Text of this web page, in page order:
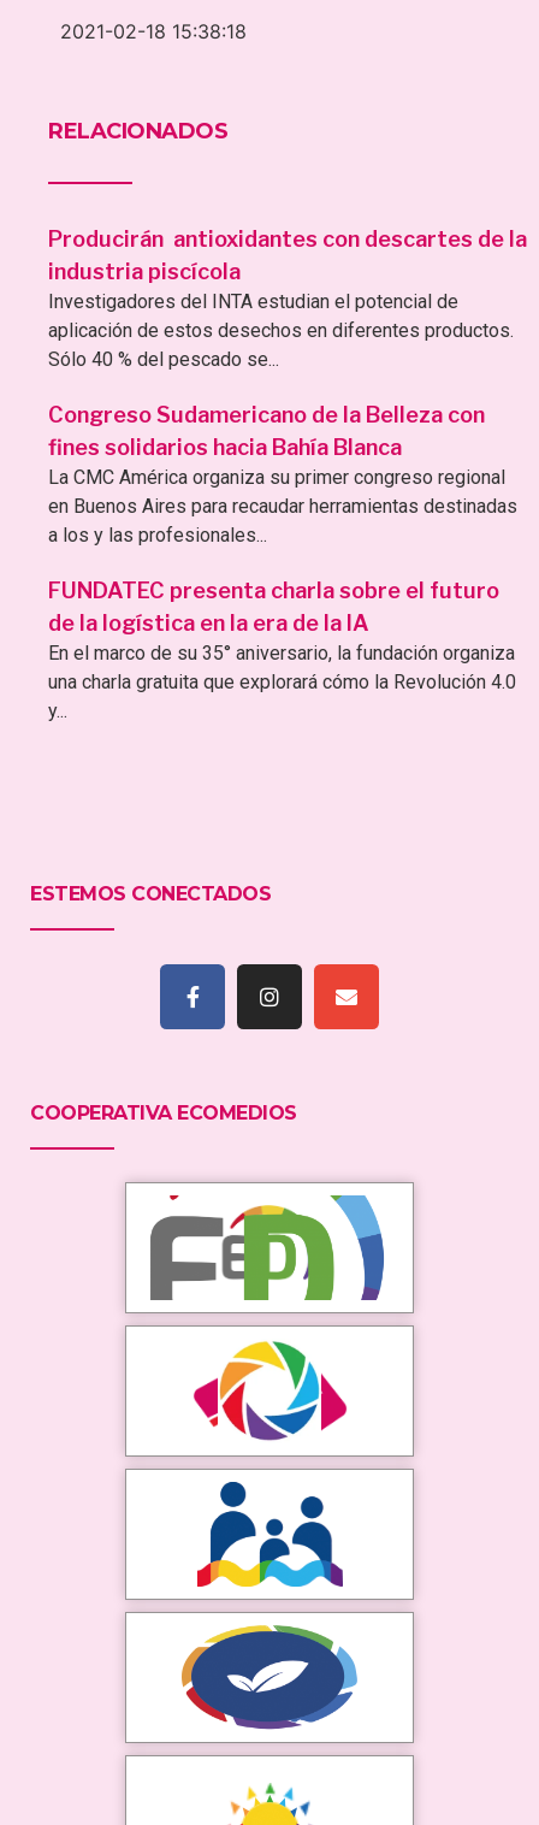
2021-02-18 15:38:18
RELACIONADOS
Producirán antioxidantes con descartes de la
industria piscícola
Investigadores del INTA estudian el potencial de
aplicación de estos desechos en diferentes productos.
Sólo 40 % del pescado se...
Congreso Sudamericano de la Belleza con
fines solidarios hacia Bahía Blanca
La CMC América organiza su primer congreso regional
en Buenos Aires para recaudar herramientas destinadas
a los y las profesionales...
FUNDATEC presenta charla sobre el futuro
de la logística en la era de la IA
En el marco de su 35° aniversario, la fundación organiza
una charla gratuita que explorará cómo la Revolución 4.0
y...
ESTEMOS CONECTADOS
COOPERATIVA ECOMEDIOS